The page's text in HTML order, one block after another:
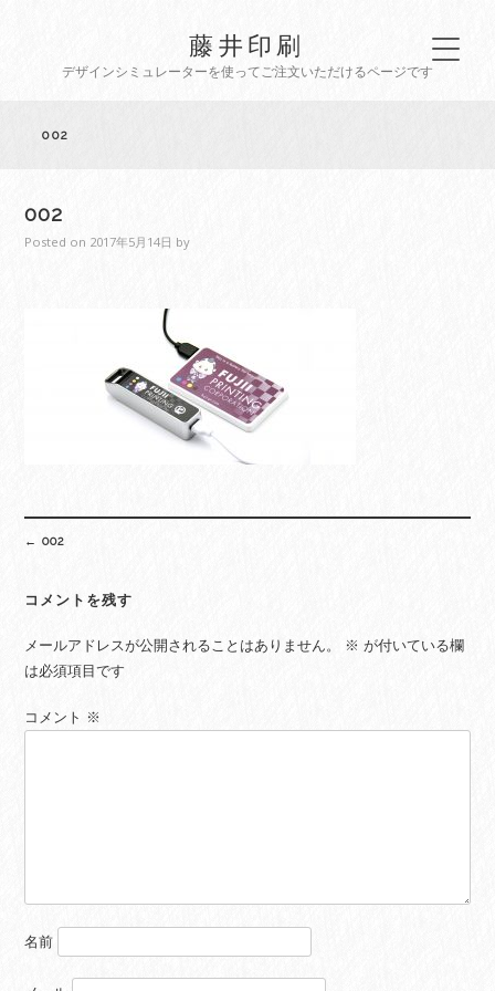
藤井印刷
デザインシミュレーターを使ってご注文いただけるページです
002
002
Posted on 2017年5月14日 by
navigation
← 002
コメントを残す
メールアドレスが公開されることはありません。 ※ が付いている欄
は必須項目です
コメント ※
名前